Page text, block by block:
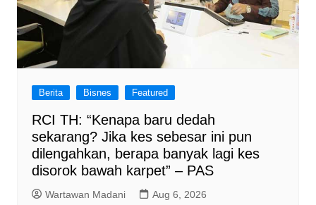
Berita Bisnes Featured
RCI TH: “Kenapa baru dedah
sekarang? Jika kes sebesar ini pun
dilengahkan, berapa banyak lagi kes
disorok bawah karpet” – PAS
Wartawan Madani Aug 6, 2026